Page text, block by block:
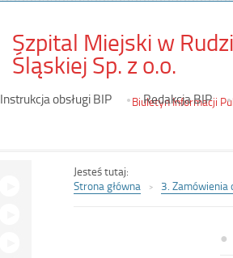
Szpital Miejski w
Śląskiej Sp. z o.o.
05/
Biuletyn Informacji
Instrukcja obsługi BIP Redakcja BIP
Jesteś tutaj:
Strona główna
3.